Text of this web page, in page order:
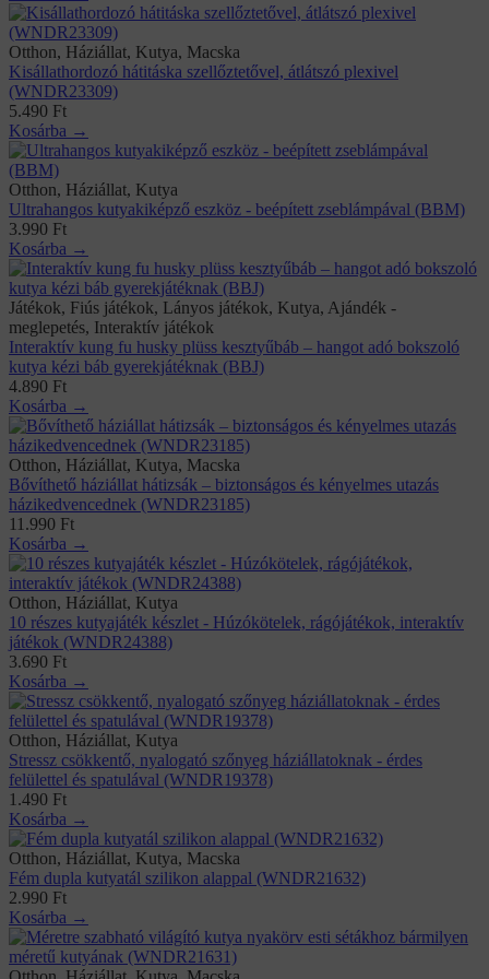
Otthon, Háziállat, Kutya, Macska
Kisállathordozó hátitáska szellőztetővel, átlátszó plexivel
(WNDR23309)
5.490 Ft
Kosárba →
Otthon, Háziállat, Kutya
Ultrahangos kutyakiképző eszköz - beépített zseblámpával (BBM)
3.990 Ft
Kosárba →
Játékok, Fiús játékok, Lányos játékok, Kutya, Ajándék -
meglepetés, Interaktív játékok
Interaktív kung fu husky plüss kesztyűbáb – hangot adó bokszoló
kutya kézi báb gyerekjátéknak (BBJ)
4.890 Ft
Kosárba →
Otthon, Háziállat, Kutya, Macska
Bővíthető háziállat hátizsák – biztonságos és kényelmes utazás
házikedvencednek (WNDR23185)
11.990 Ft
Kosárba →
Otthon, Háziállat, Kutya
10 részes kutyajáték készlet - Húzókötelek, rágójátékok, interaktív
játékok (WNDR24388)
3.690 Ft
Kosárba →
Otthon, Háziállat, Kutya
Stressz csökkentő, nyalogató szőnyeg háziállatoknak - érdes
felülettel és spatulával (WNDR19378)
1.490 Ft
Kosárba →
Otthon, Háziállat, Kutya, Macska
Fém dupla kutyatál szilikon alappal (WNDR21632)
2.990 Ft
Kosárba →